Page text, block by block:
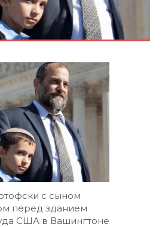
с сыном
перед зданием
США в Вашингтоне